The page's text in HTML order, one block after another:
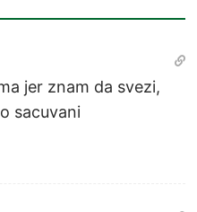
jer znam da svezi,
sacuvani